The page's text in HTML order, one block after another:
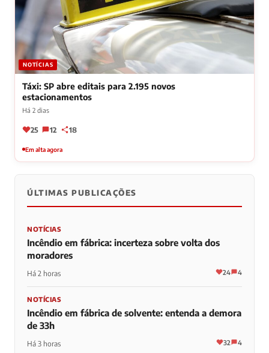
NOTÍCIAS
Táxi: SP abre editais para 2.195 novos
estacionamentos
Há 2 dias
25 12 18
Em alta agora
ÚLTIMAS PUBLICAÇÕES
NOTÍCIAS
Incêndio em fábrica: incerteza sobre volta dos
moradores
Há 2 horas 24 4
NOTÍCIAS
Incêndio em fábrica de solvente: entenda a demora
de 33h
Há 3 horas 32 4